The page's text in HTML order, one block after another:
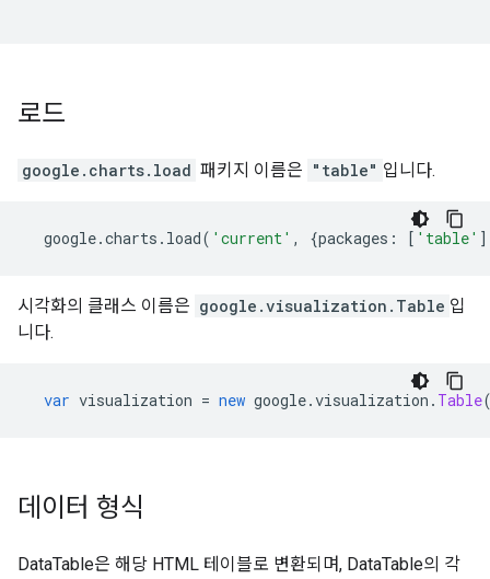
로드
google.charts.load 패키지 이름은 "table" 입니다.
google.charts . load( 'current' , {packages : [ 'table'
시각화의 클래스 이름은 google.visualization.Table 입
니다.
var visualization = new google.visualization . Table
데이터 형식
DataTable은 해당 HTML 테이블로 변환되며, DataTable의 각